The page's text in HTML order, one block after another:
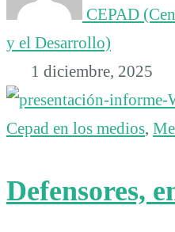
CEPAD
y el Desarrollo)
1 diciembre, 2025
Cepad en los medios,
Defensores,